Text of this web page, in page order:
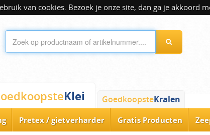
van cookies. Bezoek je onze site, dan ga je akkoord
Klei GoedkoopsteKralen
Pretex / gietverharder Gratis Producten